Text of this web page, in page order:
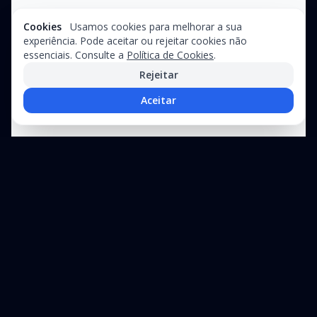
Cookies
Usamos cookies para melhorar a sua
experiência. Pode aceitar ou rejeitar cookies não
essenciais. Consulte a Política de Cookies.
Rejeitar
Aceitar